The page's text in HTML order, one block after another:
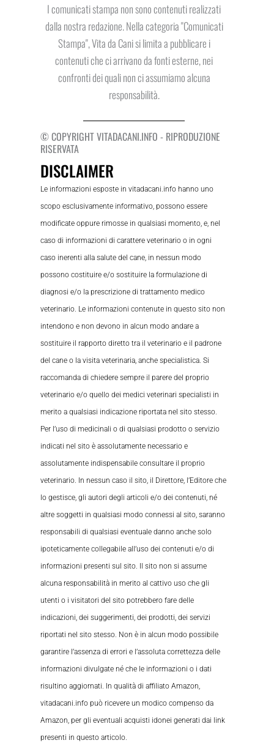
I comunicati stampa non sono contenuti realizzati
dalla nostra redazione. Nella categoria "Comunicati
Stampa", Vita da Cani si limita a pubblicare i
contenuti che ci arrivano da fonti esterne, nei
confronti dei quali non ci assumiamo alcuna
responsabilità.
© COPYRIGHT VITADACANI.INFO - RIPRODUZIONE
RISERVATA
DISCLAIMER
Le informazioni esposte in vitadacani.info hanno uno
scopo esclusivamente informativo, possono essere
modificate oppure rimosse in qualsiasi momento, e, nel
caso di informazioni di carattere veterinario o in ogni
caso inerenti alla salute del cane, in nessun modo
possono costituire e/o sostituire la formulazione di
diagnosi e/o la prescrizione di trattamento medico
veterinario. Le informazioni contenute in questo sito non
intendono e non devono in alcun modo andare a
sostituire il rapporto diretto tra il veterinario e il padrone
del cane o la visita veterinaria, anche specialistica. Si
raccomanda di chiedere sempre il parere del proprio
veterinario e/o quello dei medici veterinari specialisti in
merito a qualsiasi indicazione riportata nel sito stesso.
Per l’uso di medicinali o di qualsiasi prodotto o servizio
indicati nel sito è assolutamente necessario e
assolutamente indispensabile consultare il proprio
veterinario. In nessun caso il sito, il Direttore, l’Editore che
lo gestisce, gli autori degli articoli e/o dei contenuti, né
altre soggetti in qualsiasi modo connessi al sito, saranno
responsabili di qualsiasi eventuale danno anche solo
ipoteticamente collegabile all’uso dei contenuti e/o di
informazioni presenti sul sito. Il sito non si assume
alcuna responsabilità in merito al cattivo uso che gli
utenti o i visitatori del sito potrebbero fare delle
indicazioni, dei suggerimenti, dei prodotti, dei servizi
riportati nel sito stesso. Non è in alcun modo possibile
garantire l’assenza di errori e l’assoluta correttezza delle
informazioni divulgate né che le informazioni o i dati
risultino aggiornati. In qualità di affiliato Amazon,
vitadacani.info può ricevere un modico compenso da
Amazon, per gli eventuali acquisti idonei generati dai link
presenti in questo articolo.